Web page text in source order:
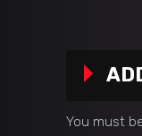
You must